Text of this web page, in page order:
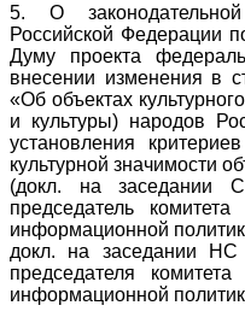
5. О законодательной
Российской Федерации
Думу проекта
внесении изменения в
«Об объектах
и культуры) народов
установления
культурной значимости
(докл. на
председатель
информационной
докл. на заседании
председателя
информационной